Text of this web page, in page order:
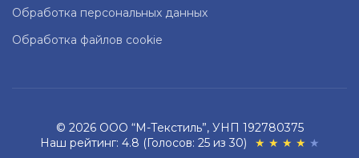
Обработка персональных данных
Обработка файлов cookie
© 2026 ООО “М-Текстиль”, УНП 192780375
Наш рейтинг: 4.8 (Голосов: 25 из 30)
★ ★ ★ ★ ★